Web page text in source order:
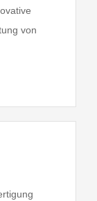
von